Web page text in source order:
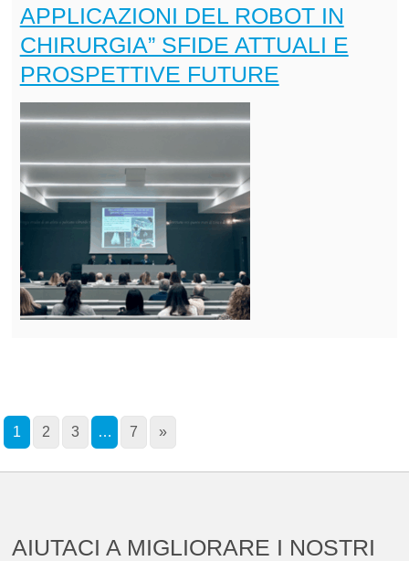
APPLICAZIONI DEL ROBOT IN
CHIRURGIA” SFIDE ATTUALI E
PROSPETTIVE FUTURE
1 2 3 … 7 »
AIUTACI A MIGLIORARE I NOSTRI